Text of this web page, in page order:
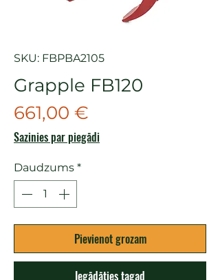
SKU: FBPBA2105
Grapple FB120
661,00 €
Sazinies par piegādi
Daudzums *
Pievienot grozam
Iegādāties tagad